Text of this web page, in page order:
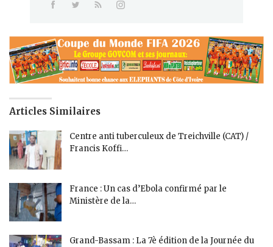
Articles Similaires
Centre anti tuberculeux de Treichville (CAT) /
Francis Koffi…
France : Un cas d’Ebola confirmé par le
Ministère de la…
Grand-Bassam : La 7è édition de la Journée du